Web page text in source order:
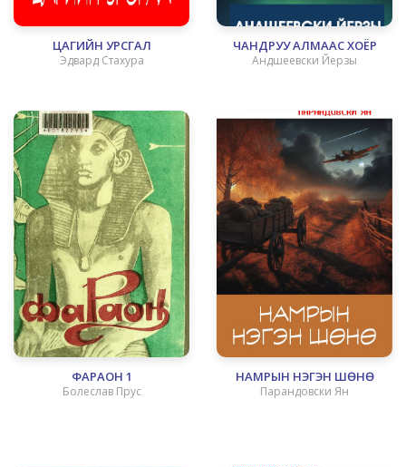
ЦАГИЙН УРСГАЛ
Эдвард Стахура
ЧАНДРУУ АЛМААС ХОЁР
Андшеевски Йерзы
ФАРАОН 1
Болеслав Прус
НАМРЫН НЭГЭН ШӨНӨ
Парандовски Ян